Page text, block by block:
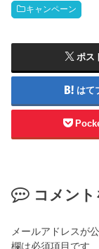
キャンペーン
ポス
はて
コメン
メールアドレスが
欄は必須項目です